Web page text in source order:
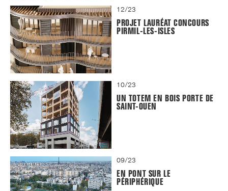
12/23
PROJET LAURÉAT CONCOURS
PIRMIL-LES-ISLES
10/23
UN TOTEM EN BOIS PORTE DE
SAINT-OUEN
09/23
EN PONT SUR LE
PÉRIPHÉRIQUE